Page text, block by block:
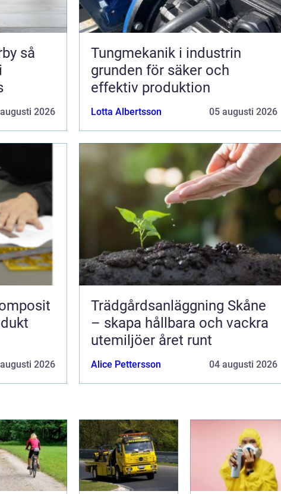
så
2026
Tungmekanik i industrin
grunden för säker och
effektiv produktion
Lotta Albertsson 05 augusti 2026
2026
Trädgårdsanläggning Skåne
– skapa hållbara och vackra
utemiljöer året runt
Alice Pettersson 04 augusti 2026